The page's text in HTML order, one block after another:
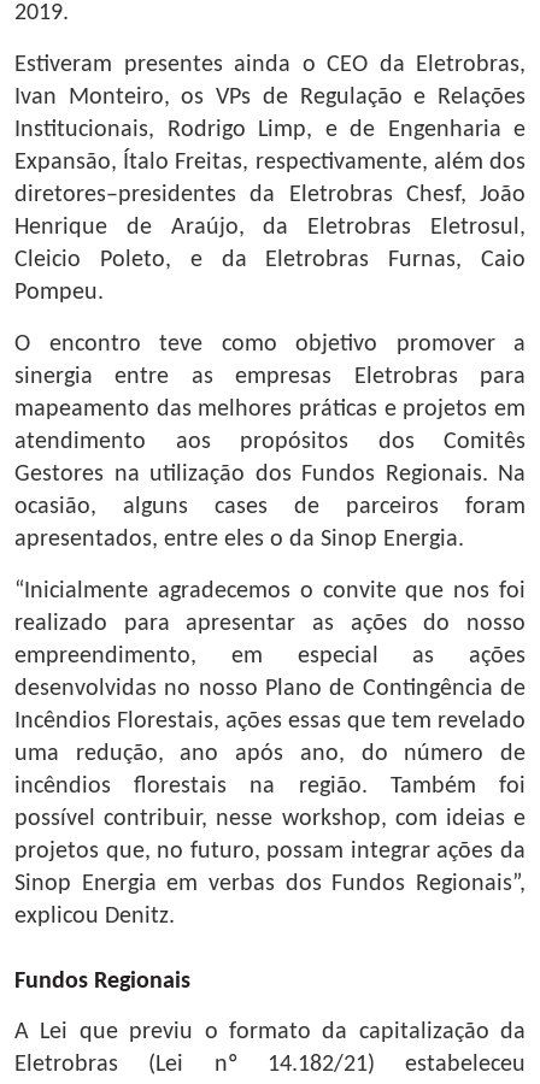
2019.
Estiveram presentes ainda o CEO da Eletrobras,
Ivan Monteiro, os VPs de Regulação e Relações
Institucionais, Rodrigo Limp, e de Engenharia e
Expansão, Ítalo Freitas, respectivamente, além dos
diretores–presidentes da Eletrobras Chesf, João
Henrique de Araújo, da Eletrobras Eletrosul,
Cleicio Poleto, e da Eletrobras Furnas, Caio
Pompeu.
O encontro teve como objetivo promover a
sinergia entre as empresas Eletrobras para
mapeamento das melhores práticas e projetos em
atendimento aos propósitos dos Comitês
Gestores na utilização dos Fundos Regionais. Na
ocasião, alguns cases de parceiros foram
apresentados, entre eles o da Sinop Energia.
“Inicialmente agradecemos o convite que nos foi
realizado para apresentar as ações do nosso
empreendimento, em especial as ações
desenvolvidas no nosso Plano de Contingência de
Incêndios Florestais, ações essas que tem revelado
uma redução, ano após ano, do número de
incêndios florestais na região. Também foi
possível contribuir, nesse workshop, com ideias e
projetos que, no futuro, possam integrar ações da
Sinop Energia em verbas dos Fundos Regionais”,
explicou Denitz.
Fundos Regionais
A Lei que previu o formato da capitalização da
Eletrobras (Lei nº 14.182/21) estabeleceu